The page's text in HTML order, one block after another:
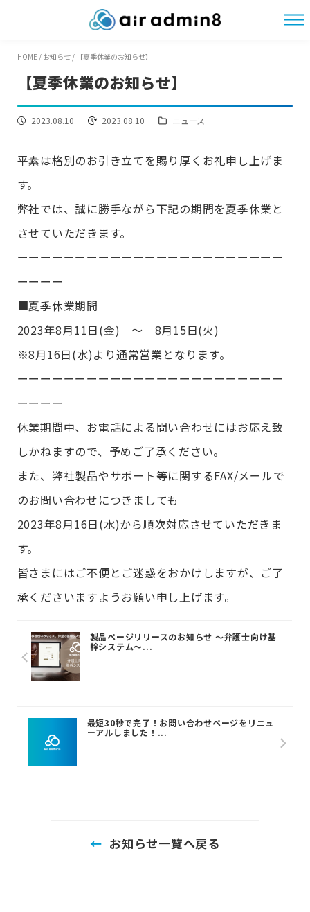
HOME/ お知らせ/ 【夏季休業のお知らせ】
【夏季休業のお知らせ】
2023.08.10 2023.08.10 ニュース
平素は格別のお引き立てを賜り厚くお礼申し上げま
す。
弊社では、誠に勝手ながら下記の期間を夏季休業と
させていただきます。
ーーーーーーーーーーーーーーーーーーーーーーー
ーーーー
■夏季休業期間
2023年8月11日(金) ～ 8月15日(火)
※8月16日(水)より通常営業となります。
ーーーーーーーーーーーーーーーーーーーーーーー
ーーーー
休業期間中、お電話による問い合わせにはお応え致
しかねますので、予めご了承ください。
また、弊社製品やサポート等に関するFAX/メールで
のお問い合わせにつきましても
2023年8月16日(水)から順次対応させていただきま
す。
皆さまにはご不便とご迷惑をおかけしますが、ご了
承くださいますようお願い申し上げます。
製品ページリリースのお知らせ ～弁護士向け基
幹システム～...
最短30秒で完了！お問い合わせページをリニュ
ーアルしました！...
お知らせ一覧へ戻る